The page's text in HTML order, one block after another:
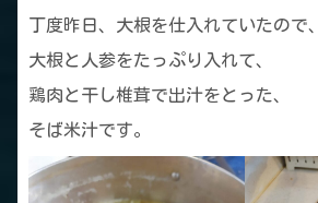
丁度昨日、大根を仕入れていたので、
大根と人参をたっぷり入れて、
鶏肉と干し椎茸で出汁をとった、
そば米汁です。